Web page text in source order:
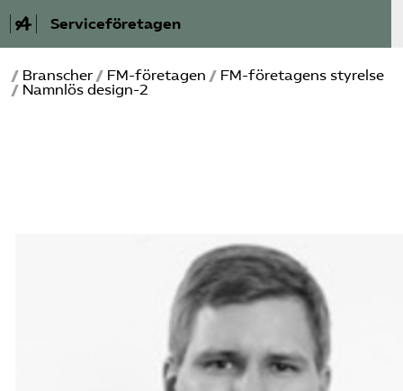
Serviceföretagen
Om Service­företagen
/ Branscher / FM-­företagen / FM-företagens styrelse
/ Namnlös design-2